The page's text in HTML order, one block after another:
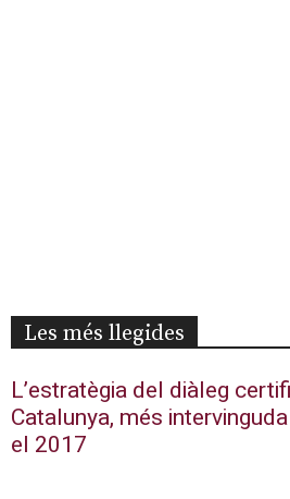
Les més llegides
L’estratègia del diàleg
Catalunya, més
el 2017